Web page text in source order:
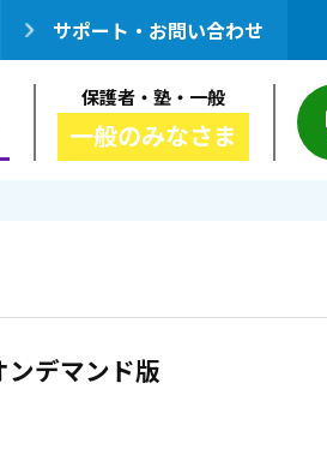
サポート・お問い合わせ
保護者・塾・一般
一般のみなさま
デマンド版